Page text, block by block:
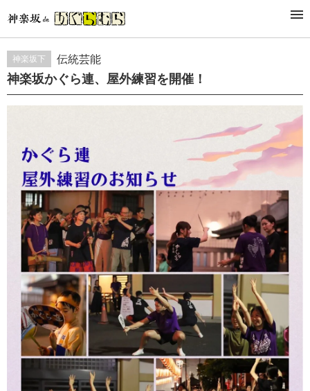
EVENT 催事・イベント
神楽坂下 伝統芸能
神楽坂かぐら連、屋外練習を開催！